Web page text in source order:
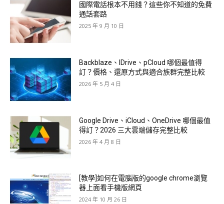
國際電話根本不用錢？這些你不知道的免費
通話套路
2025 年 9 月 10 日
Backblaze、IDrive、pCloud 哪個最值得
訂？價格、還原方式與適合族群完整比較
2026 年 5 月 4 日
Google Drive、iCloud、OneDrive 哪個最值
得訂？2026 三大雲端儲存完整比較
2026 年 4 月 8 日
[教學]如何在電腦版的google chrome瀏覽
器上面看手機版網頁
2024 年 10 月 26 日